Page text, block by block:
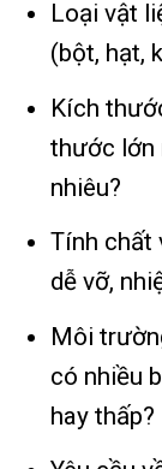
Loại vật
(bột, hạt,
Kích
thước lớn
nhiêu?
Tính chất
dễ vỡ,
Môi
có nhiều
hay thấp?